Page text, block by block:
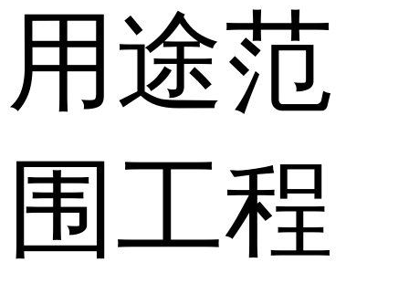
用途范
围工程